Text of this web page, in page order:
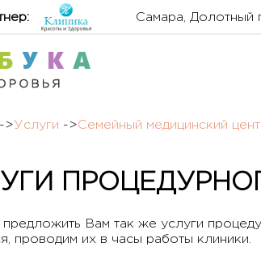
Самара, Долотный
->Услуги ->Семейный медицинский
Вам так же услуги
проводим их в часы работы клиники.